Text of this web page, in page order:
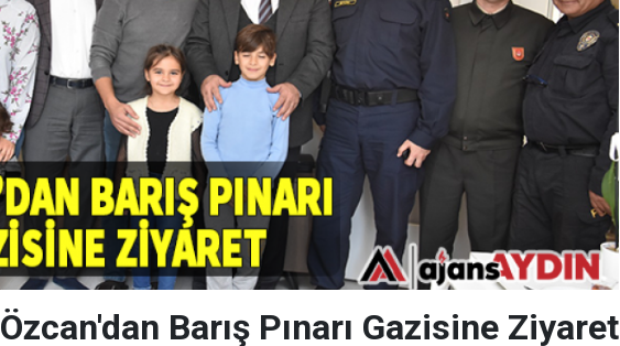
Özcan'dan Barış Pınarı Gazisine Ziyaret